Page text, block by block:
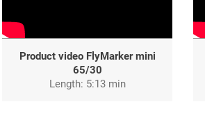
Product video FlyMarker mini
65/30
Length: 5:13 min